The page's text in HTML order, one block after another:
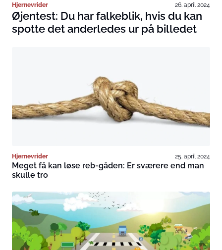
Hjernevrider 26. april 2024
Øjentest: Du har falkeblik, hvis du kan
spotte det anderledes ur på billedet
Hjernevrider 25. april 2024
Meget få kan løse reb-gåden: Er sværere end man
skulle tro